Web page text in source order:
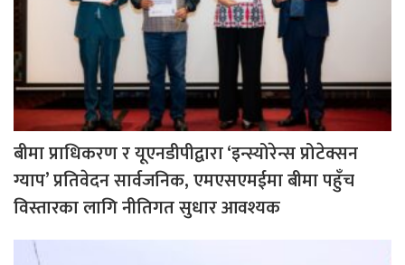
बीमा प्राधिकरण र यूएनडीपीद्वारा ‘इन्स्योरेन्स प्रोटेक्सन
ग्याप’ प्रतिवेदन सार्वजनिक, एमएसएमईमा बीमा पहुँच
विस्तारका लागि नीतिगत सुधार आवश्यक